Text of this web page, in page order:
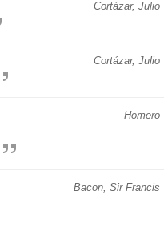
Cortázar, Julio
Cortázar, Julio
Homero
Bacon, Sir Francis